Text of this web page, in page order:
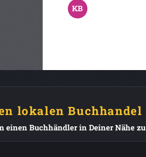
lokalen Buchhandel
einen Buchhändler in Deiner Nähe